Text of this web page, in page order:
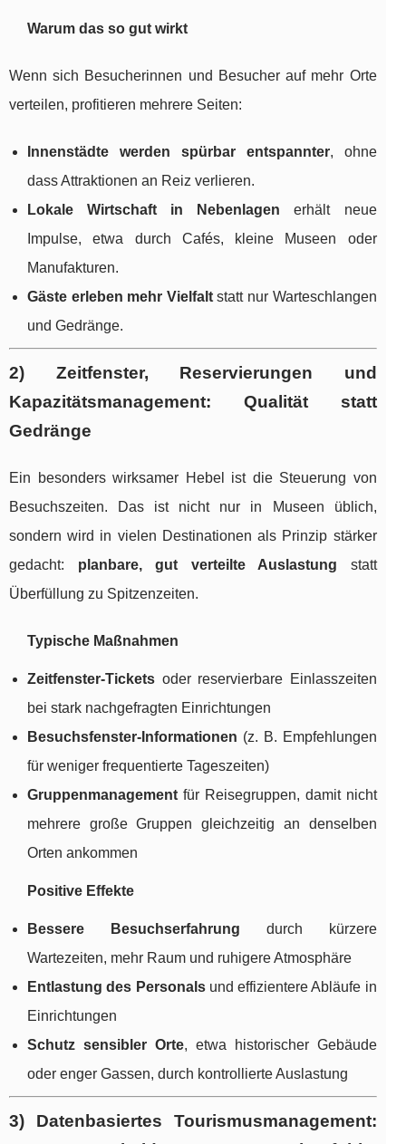
Warum das so gut wirkt
Wenn sich Besucherinnen und Besucher auf mehr Orte
verteilen, profitieren mehrere Seiten:
Innenstädte werden spürbar entspannter, ohne
dass Attraktionen an Reiz verlieren.
Lokale Wirtschaft in Nebenlagen erhält neue
Impulse, etwa durch Cafés, kleine Museen oder
Manufakturen.
Gäste erleben mehr Vielfaltstatt nur Warteschlangen
und Gedränge.
2) Zeitfenster, Reservierungen und
Kapazitätsmanagement: Qualität statt
Gedränge
Ein besonders wirksamer Hebel ist die Steuerung von
Besuchszeiten. Das ist nicht nur in Museen üblich,
sondern wird in vielen Destinationen als Prinzip stärker
gedacht: planbare, gut verteilte Auslastung statt
Überfüllung zu Spitzenzeiten.
Typische Maßnahmen
Zeitfenster-Tickets oder reservierbare Einlasszeiten
bei stark nachgefragten Einrichtungen
Besuchsfenster-Informationen (z. B. Empfehlungen
für weniger frequentierte Tageszeiten)
Gruppenmanagement für Reisegruppen, damit nicht
mehrere große Gruppen gleichzeitig an denselben
Orten ankommen
Positive Effekte
Bessere Besuchserfahrung durch kürzere
Wartezeiten, mehr Raum und ruhigere Atmosphäre
Entlastung des Personalsund effizientere Abläufe in
Einrichtungen
Schutz sensibler Orte, etwa historischer Gebäude
oder enger Gassen, durch kontrollierte Auslastung
3) Datenbasiertes Tourismusmanagement: